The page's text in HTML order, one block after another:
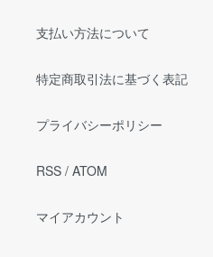
支払い方法について
特定商取引法に基づく表記
プライバシーポリシー
RSS / ATOM
マイアカウント